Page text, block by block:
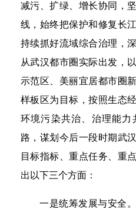
减污、扩绿、增长协同，
线，始终把保护和修复长
持续抓好流域综合治理，
从武汉都市圈实际出发，
示范区、美丽宜居都市圈
样板区为目标，按照生态
环境污染共治、治理能力
路，谋划今后一段时期武
目标指标、重点任务、重
出以下三个方面：
一是统筹发展与安全